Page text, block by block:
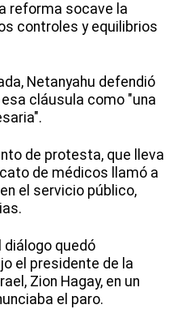
reforma socave la
controles y equilibrios
Netanyahu defendió
cláusula como "una
de protesta, que lleva
de médicos llamó a
el servicio público,
diálogo quedó
el presidente de la
Zion Hagay, en un
el paro.